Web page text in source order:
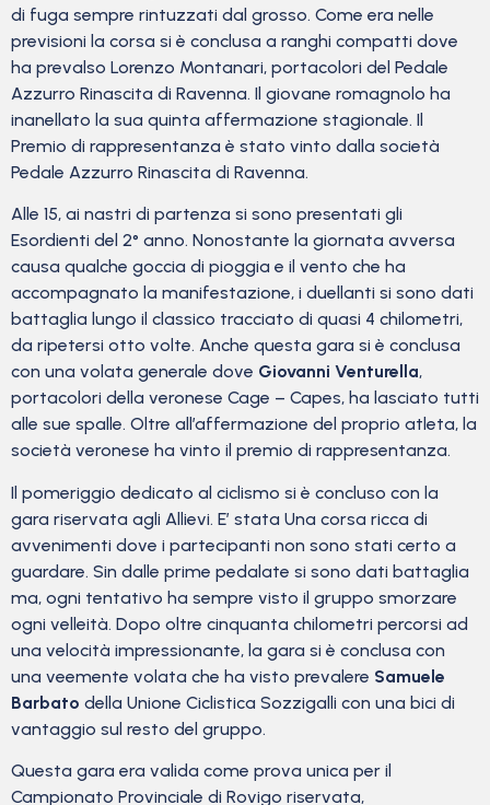
di fuga sempre rintuzzati dal grosso. Come era nelle
previsioni la corsa si è conclusa a ranghi compatti dove
ha prevalso Lorenzo Montanari, portacolori del Pedale
Azzurro Rinascita di Ravenna. Il giovane romagnolo ha
inanellato la sua quinta affermazione stagionale. Il
Premio di rappresentanza è stato vinto dalla società
Pedale Azzurro Rinascita di Ravenna.
Alle 15, ai nastri di partenza si sono presentati gli
Esordienti del 2° anno. Nonostante la giornata avversa
causa qualche goccia di pioggia e il vento che ha
accompagnato la manifestazione, i duellanti si sono dati
battaglia lungo il classico tracciato di quasi 4 chilometri,
da ripetersi otto volte. Anche questa gara si è conclusa
con una volata generale dove Giovanni Venturella,
portacolori della veronese Cage – Capes, ha lasciato tutti
alle sue spalle. Oltre all’affermazione del proprio atleta, la
società veronese ha vinto il premio di rappresentanza.
Il pomeriggio dedicato al ciclismo si è concluso con la
gara riservata agli Allievi. E’ stata Una corsa ricca di
avvenimenti dove i partecipanti non sono stati certo a
guardare. Sin dalle prime pedalate si sono dati battaglia
ma, ogni tentativo ha sempre visto il gruppo smorzare
ogni velleità. Dopo oltre cinquanta chilometri percorsi ad
una velocità impressionante, la gara si è conclusa con
una veemente volata che ha visto prevalere Samuele
Barbato della Unione Ciclistica Sozzigalli con una bici di
vantaggio sul resto del gruppo.
Questa gara era valida come prova unica per il
Campionato Provinciale di Rovigo riservata,